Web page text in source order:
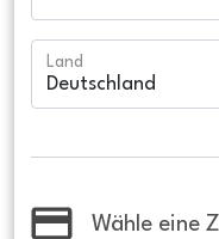
Land
Wähle eine